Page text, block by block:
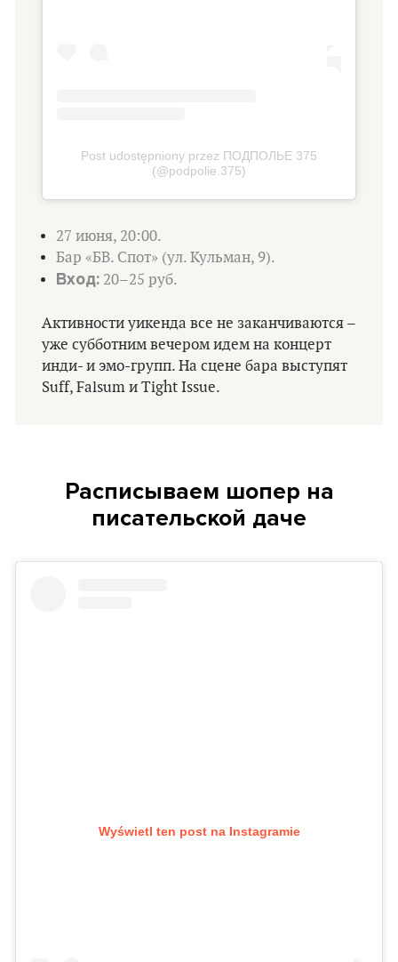
Post udostępniony przez ПОДПОЛЬЕ 375
(@podpolie.375)
27 июня, 20:00.
Бар «БВ. Спот» (ул. Кульман, 9).
Вход: 20–25 руб.
Активности уикенда все не заканчиваются –
уже субботним вечером идем на концерт
инди- и эмо-групп. На сцене бара выступят
Suff, Falsum и Tight Issue.
Расписываем шопер на
писательской даче
Wyświetl ten post na Instagramie